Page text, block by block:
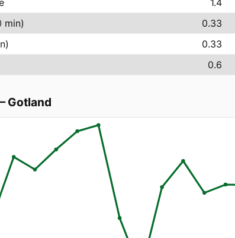
1.4
min) 0.33
0.33
0.6
Gotland